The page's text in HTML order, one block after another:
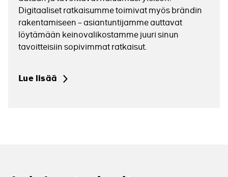
Digitaaliset ratkaisumme toimivat myös brändin
rakentamiseen – asiantuntijamme auttavat
löytämään keinovalikostamme juuri sinun
tavoitteisiin sopivimmat ratkaisut.
Lue lisää